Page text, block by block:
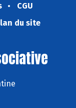
CGU
du site